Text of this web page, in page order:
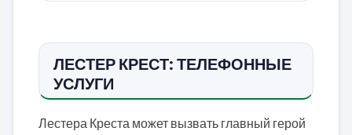
ЛЕСТЕР КРЕСТ: ТЕЛЕФОННЫЕ
УСЛУГИ
Лестера Креста может вызвать главный герой